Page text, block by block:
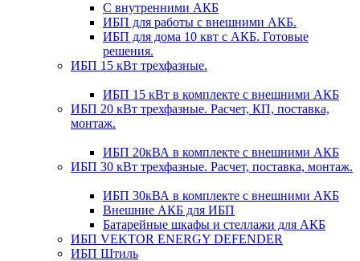
С внутренними АКБ
ИБП для работы с внешними АКБ.
ИБП для дома 10 квт с АКБ. Готовые
решения.
ИБП 15 кВт трехфазные.
ИБП 15 кВт в комплекте с внешними АКБ
ИБП 20 кВт трехфазные. Расчет, КП, поставка,
монтаж.
ИБП 20кВА в комплекте с внешними АКБ
ИБП 30 кВт трехфазные. Расчет, поставка, монтаж.
ИБП 30кВА в комплекте с внешними АКБ
Внешние АКБ для ИБП
Батарейные шкафы и стеллажи для АКБ
ИБП VEKTOR ENERGY DEFENDER
ИБП Штиль